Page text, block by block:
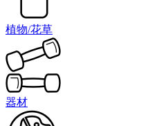
植物/花草
器材